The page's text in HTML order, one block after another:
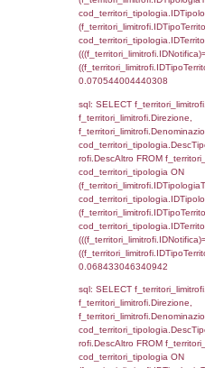
sql:
f_confini
ON
INNER
sql: